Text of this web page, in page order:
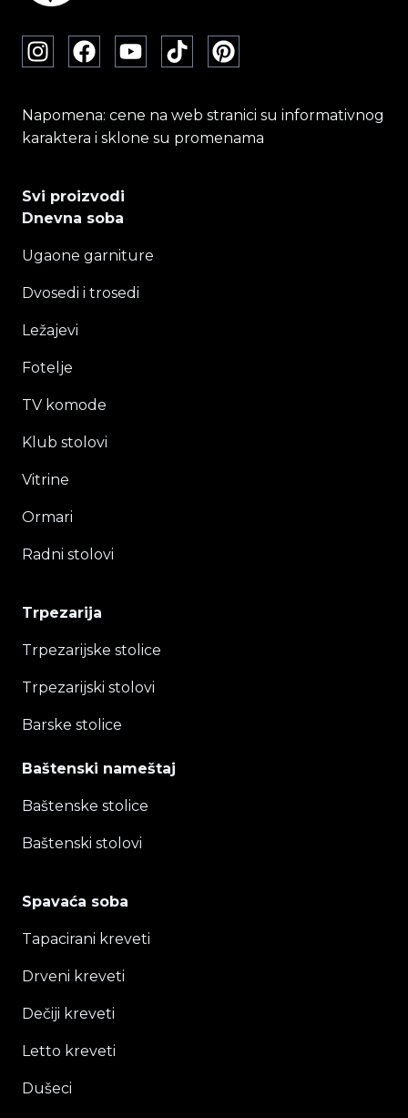
stranici
proizvoda.
Napomena: cene na web stranici su informativnog
karaktera i sklone su promenama
Svi proizvodi
Dnevna soba
Ugaone garniture
Dvosedi i trosedi
Ležajevi
Fotelje
TV komode
Klub stolovi
Vitrine
Ormari
Radni stolovi
Trpezarija
Trpezarijske stolice
Trpezarijski stolovi
Barske stolice
Baštenski nameštaj
Baštenske stolice
Baštenski stolovi
Spavaća soba
Tapacirani kreveti
Drveni kreveti
Dečiji kreveti
Letto kreveti
Dušeci